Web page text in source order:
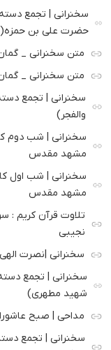
سخنرانی | تجمع
حضرت علی بن
متن سخنرانی _ گمان (1) _ شب اول محرم
متن سخنرانی _ گمان (2) _ شب دوم محرم
سخنرانی | تجمع
والفجر)
سخنرانی | شب دوم
مشهد مقدس
سخنرانی | شب اول
مشهد مقدس
تلاوت قرآن کریم :
نجیبی
سخنرانی |نصرت
سخنرانی | تجمع
شهید مطهری)
مداحی | صبح عاشورا دهه
سخنرانی | تجمع